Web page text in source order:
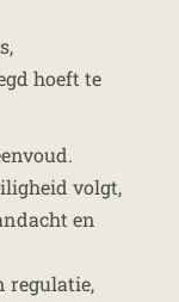
hoeft te
volgt,
en
regulatie,